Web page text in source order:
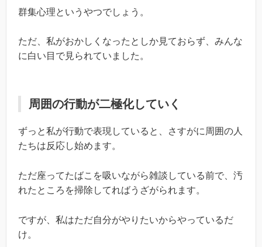
群集心理というやつでしょう。
ただ、私がおかしくなったとしか見ておらず、みんな
に白い目で見られていました。
周囲の行動が二極化していく
ずっと私が行動で表現していると、さすがに周囲の人
たちは反応し始めます。
ただ座ってたばこを吸いながら雑談している前で、汚
れたところを掃除してればうざがられます。
ですが、私はただ自分がやりたいからやっているだ
け。